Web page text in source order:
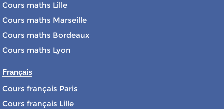
Cours maths Lille
Cours maths Marseille
Cours maths Bordeaux
Cours maths Lyon
Français
Cours français Paris
Cours français Lille